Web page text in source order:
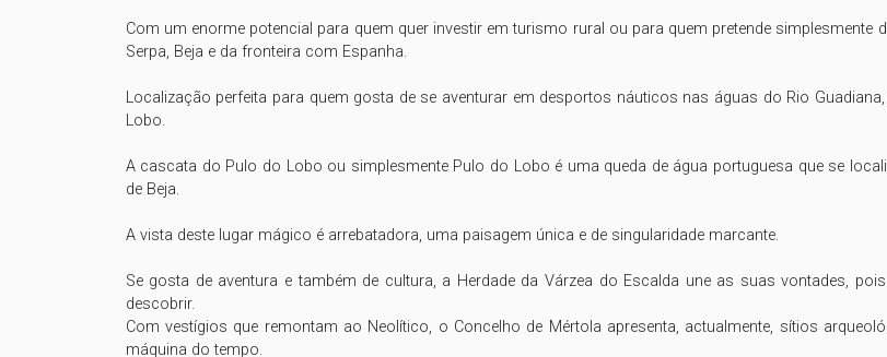
Com um enorme potencial para quem quer investir em turismo rural ou para quem pretende simplesmente
Serpa, Beja e da fronteira com Espanha.
Localização perfeita para quem gosta de se aventurar em desportos náuticos nas águas do Rio
Lobo.
A cascata do Pulo do Lobo ou simplesmente Pulo do Lobo é uma queda de água portuguesa que se
de Beja.
A vista deste lugar mágico é arrebatadora, uma paisagem única e de singularidade marcante.
Se gosta de aventura e também de cultura, a Herdade da Várzea do Escalda une as suas vontades,
descobrir.
Com vestígios que remontam ao Neolítico, o Concelho de Mértola apresenta, actualmente, sítios
máquina do tempo.